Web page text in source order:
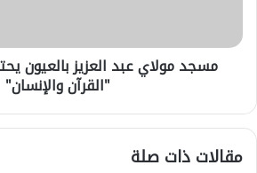
"القرآن
والإنسان"
مسجد مولاي عبد العزيز بالعيون
"القرآن والإنسان"
مقالات ذات صلة